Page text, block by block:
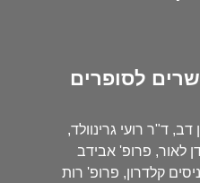
לסופרים
ד"ר רועי גרינוולד,
לאור, פרופ' אבידב
קלדרון, פרופ' רות